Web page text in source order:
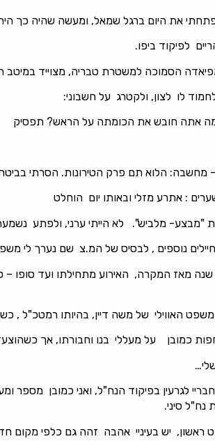
פתחתי את היום ברגל שמאל, ומעשה שהיה כך
לפיקוד ביפו.
הסמוכה למשטרת טבריה, מצוייד במיטב
לו לצון, ולקטרג על חשבוני:
מה אתה חובש את הכומתה על הראש? תפסיק
מחשבה: הלוא תם פרק הטירונות. הסרתי
: אתרע מזלי ובאותו יום הוחלט
מלביש". לא הייתי ערני, ולפתע
נוספים , לבסיס של המ.צ שם נערך לי
האווילי של משה דיין, בהיותו רמטכ"ל ,
כמובן על מעללי בנו וחבורתו, אך
לגרעין בפיקוד הנח"ל, ואני כמובן
נח"ל סיני.
יש בעיניי אהבה זהה גם כלפי מקום